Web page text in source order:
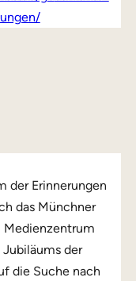
der Erinnerungen
das Münchner
der
die Suche nach